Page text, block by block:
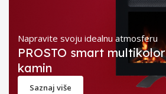
Napravite svoju idealnu atmosferu
PROSTO smart multikolor
kamin
Saznaj više